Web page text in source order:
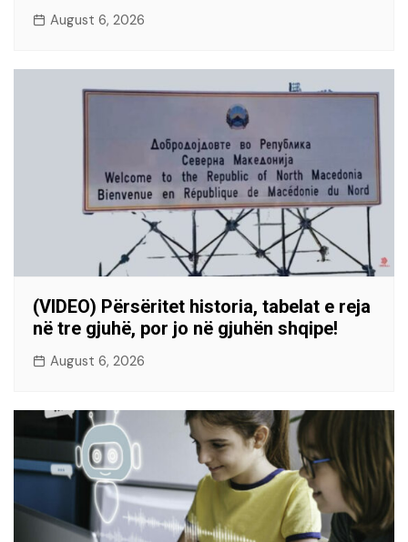
August 6, 2026
(VIDEO) Përsëritet historia, tabelat e reja
në tre gjuhë, por jo në gjuhën shqipe!
August 6, 2026